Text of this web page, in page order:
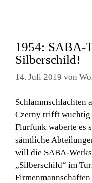
1954: SABA-
Silberschild!
14. Juli 2019 von
Schlammschlachten
Czerny trifft wuchtig
Flurfunk waberte es
sämtliche
will die SABA-
„Silberschild“ im